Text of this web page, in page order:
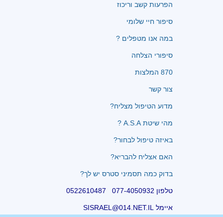
הפרעות קשב וריכוז
סיפור חיי שלומי
במה אנו מטפלים ?
סיפורי הצלחה
870 המלצות
צור קשר
מדוע הטיפול מצליח?
מהי שיטת A.S.A ?
באיזה טיפול לבחור?
האם אצליח להבריא?
בדוק כמה תסמיני סטרס יש לך?
טלפון 077-4050932 0522610487
איימל SISRAEL@014.NET.IL